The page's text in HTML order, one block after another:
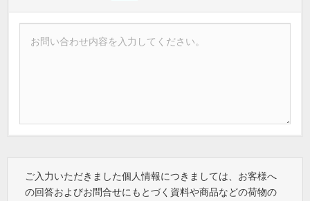
ご入力いただきました個人情報につきましては、お客様へ
の回答およびお問合せにもとづく資料や商品などの荷物の